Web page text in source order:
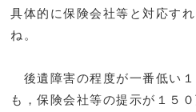
具体的に保険会社等と対応す
ね。
後遺障害の程度が一番低い
も，保険会社等の提示が１５